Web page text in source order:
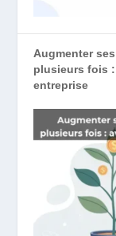
Augmenter
plusieurs fois
entreprise